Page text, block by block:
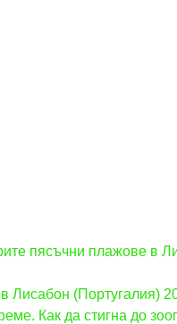
пясъчни плажове в
Лисабон (Португалия)
Как да стигна до